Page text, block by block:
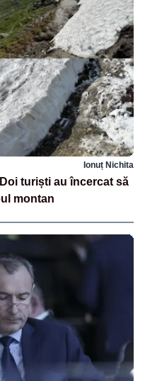
Ionuț Nichita
turiști au încercat să
montan